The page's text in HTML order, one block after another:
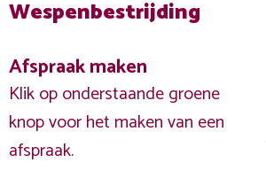
Wespenbestrijding
Afspraak maken
Klik op onderstaande groene
knop voor het maken van een
afspraak.